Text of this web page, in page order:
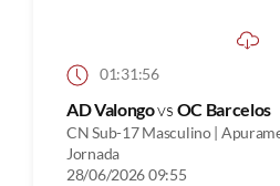
01:31:56
AD Valongovs OC Barcelos
CN Sub-17 Masculino |
Jornada
28/06/2026 09:55